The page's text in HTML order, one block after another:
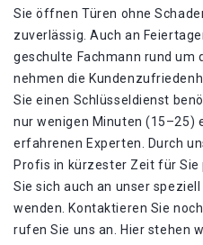
Sie öffnen Türen ohne
zuverlässig. Auch an
geschulte Fachmann rund um
nehmen die
Sie einen Schlüsseldienst
nur wenigen Minuten (15–25)
erfahrenen Experten. Durch
Profis in kürzester Zeit für Sie
Sie sich auch an unser
wenden. Kontaktieren Sie
rufen Sie uns an. Hier stehen